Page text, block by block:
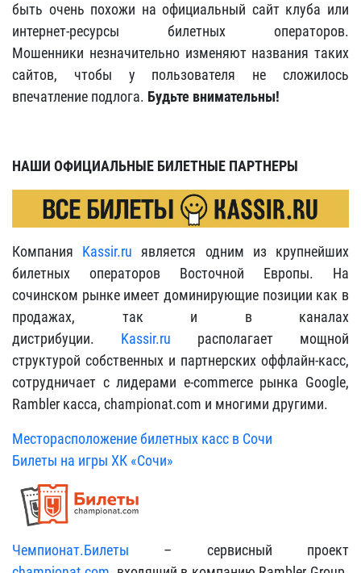
быть очень похожи на официальный сайт клуба или
интернет-ресурсы билетных операторов.
Мошенники незначительно изменяют названия таких
сайтов, чтобы у пользователя не сложилось
впечатление подлога. Будьте внимательны!
НАШИ ОФИЦИАЛЬНЫЕ БИЛЕТНЫЕ ПАРТНЕРЫ
Компания Kassir.ru является одним из крупнейших
билетных операторов Восточной Европы. На
сочинском рынке имеет доминирующие позиции как в
продажах, так и в каналах
дистрибуции. Kassir.ru располагает мощной
структурой собственных и партнерских оффлайн-касс,
сотрудничает с лидерами e-commerce рынка Google,
Rambler касса, championat.com и многими другими.
Месторасположение билетных касс в Сочи
Билеты на игры ХК «Сочи»
Чемпионат.Билеты – сервисный проект